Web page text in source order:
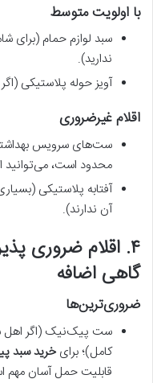
با اولویت متوسط
سبد لوازم حمام (برای
ندارید).
آویز حوله پلاستیکی
اقلام غیرضروری
ست‌های سرویس
محدود است، می‌توانید
آفتابه پلاستیکی
آن ندارند).
۴. اقلام ضروری
گاهی اضافه
ضروری‌ترین‌ها
ست پیک‌نیک (اگر
کامل)؛ برای خرید سبد
قابلیت حمل آسان مهم